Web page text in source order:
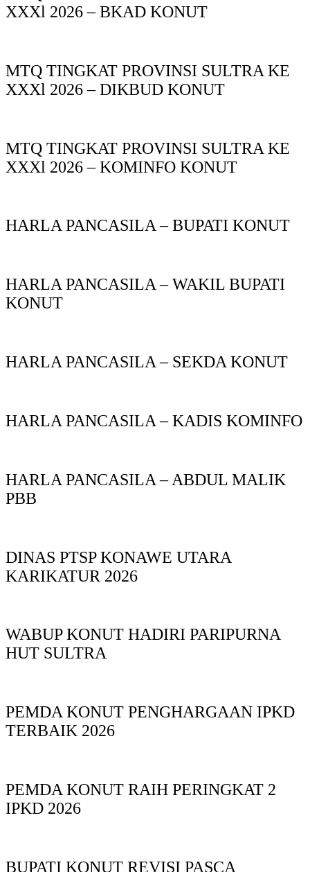
XXXl 2026 – BKAD KONUT
MTQ TINGKAT PROVINSI SULTRA KE
XXXl 2026 – DIKBUD KONUT
MTQ TINGKAT PROVINSI SULTRA KE
XXXl 2026 – KOMINFO KONUT
HARLA PANCASILA – BUPATI KONUT
HARLA PANCASILA – WAKIL BUPATI
KONUT
HARLA PANCASILA – SEKDA KONUT
HARLA PANCASILA – KADIS KOMINFO
HARLA PANCASILA – ABDUL MALIK
PBB
DINAS PTSP KONAWE UTARA
KARIKATUR 2026
WABUP KONUT HADIRI PARIPURNA
HUT SULTRA
PEMDA KONUT PENGHARGAAN IPKD
TERBAIK 2026
PEMDA KONUT RAIH PERINGKAT 2
IPKD 2026
BUPATI KONUT REVISI PASCA